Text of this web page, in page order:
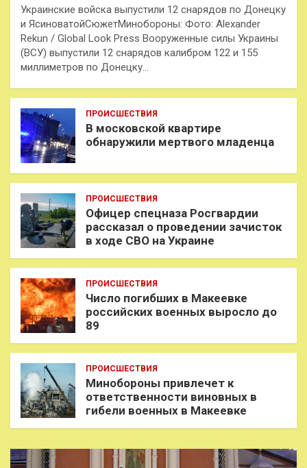
Украинские войска выпустили 12 снарядов по Донецку
и ЯсиноватойСюжетМинобороны: Фото: Alexander
Rekun / Global Look Press Вооруженные силы Украины
(ВСУ) выпустили 12 снарядов калибром 122 и 155
миллиметров по Донецку…
ПРОИСШЕСТВИЯ
В московской квартире
обнаружили мертвого младенца
ПРОИСШЕСТВИЯ
Офицер спецназа Росгвардии
рассказал о проведении зачисток
в ходе СВО на Украине
ПРОИСШЕСТВИЯ
Число погибших в Макеевке
российских военных выросло до
89
ПРОИСШЕСТВИЯ
Минобороны привлечет к
ответственности виновных в
гибели военных в Макеевке